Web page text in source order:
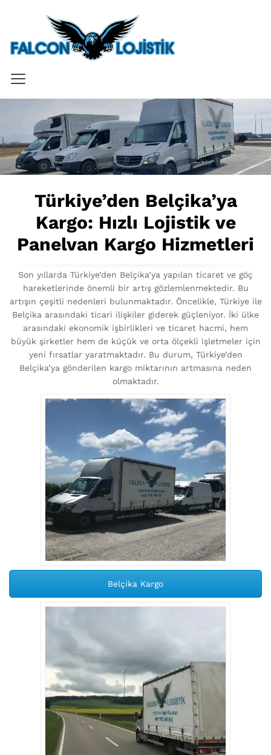
Türkiye’den Belçika’ya
Kargo: Hızlı Lojistik ve
Panelvan Kargo Hizmetleri
Son yıllarda Türkiye’den Belçika’ya yapılan ticaret ve göç
hareketlerinde önemli bir artış gözlemlenmektedir. Bu
artışın çeşitli nedenleri bulunmaktadır. Öncelikle, Türkiye ile
Belçika arasındaki ticari ilişkiler giderek güçleniyor. İki ülke
arasındaki ekonomik işbirlikleri ve ticaret hacmi, hem
büyük şirketler hem de küçük ve orta ölçekli işletmeler için
yeni fırsatlar yaratmaktadır. Bu durum, Türkiye’den
Belçika’ya gönderilen kargo miktarının artmasına neden
olmaktadır.
Belçika Kargo